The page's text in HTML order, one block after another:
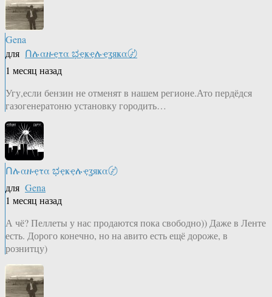
Gena
для Ոሉαዙҿτα ಭҿҝҿሉҿʓяҝα〄
1 месяц назад
Угу,если бензин не отменят в нашем регионе.Ато пердёдся
газогенератоню установку городить…
Ոሉαዙҿτα ಭҿҝҿሉҿʓяҝα〄
для Gena
1 месяц назад
А чё? Пеллеты у нас продаются пока свободно)) Даже в Ленте
есть. Дорого конечно, но на авито есть ещё дороже, в
рознитцу)